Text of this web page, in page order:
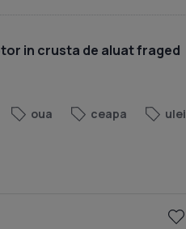
in crusta de aluat fraged
oua ceapa ulei